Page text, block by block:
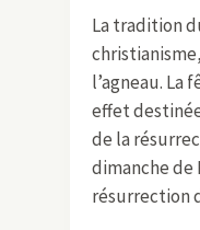
La tradition
l’agneau. La
effet
de la
dimanche de
résurrection